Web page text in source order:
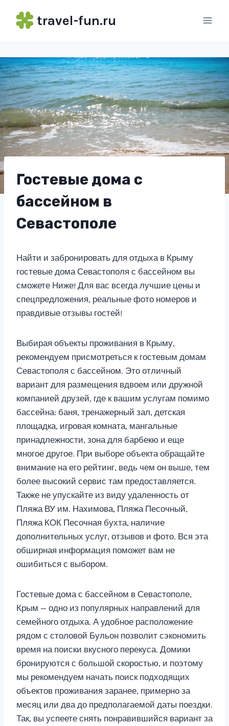
travel-fun.ru
Гостевые дома с
бассейном в
Севастополе
Найти и забронировать для отдыха в Крыму
гостевые дома Севастополя с бассейном вы
сможете Ниже! Для вас всегда лучшие цены и
спецпредложения, реальные фото номеров и
правдивые отзывы гостей!
Выбирая объекты проживания в Крыму,
рекомендуем присмотреться к гостевым домам
Севастополя с бассейном. Это отличный
вариант для размещения вдвоем или дружной
компанией друзей, где к вашим услугам помимо
бассейна: баня, тренажерный зал, детская
площадка, игровая комната, мангальные
принадлежности, зона для барбекю и еще
многое другое. При выборе объекта обращайте
внимание на его рейтинг, ведь чем он выше, тем
более высокий сервис там предоставляется.
Также не упускайте из виду удаленность от
Пляжа ВУ им. Нахимова, Пляжа Песочный,
Пляжа КОК Песочная бухта, наличие
дополнительных услуг, отзывов и фото. Вся эта
обширная информация поможет вам не
ошибиться с выбором.
Гостевые дома с бассейном в Севастополе,
Крым — одно из популярных направлений для
семейного отдыха. А удобное расположение
рядом с столовой Бульон позволит сэкономить
время на поиски вкусного перекуса. Домики
бронируются с большой скоростью, и поэтому
мы рекомендуем начать поиск подходящих
объектов проживания заранее, примерно за
месяц или два до предполагаемой даты поездки.
Так, вы успеете снять понравившийся вариант за